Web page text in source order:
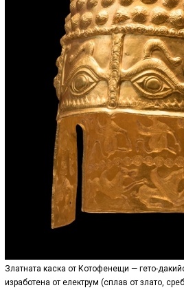
Златната каска от Котофенещи — гето-
изработена от електрум (сплав от злато,